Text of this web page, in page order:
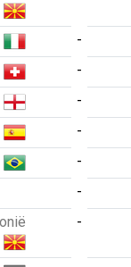
-
-
-
-
-
-
-